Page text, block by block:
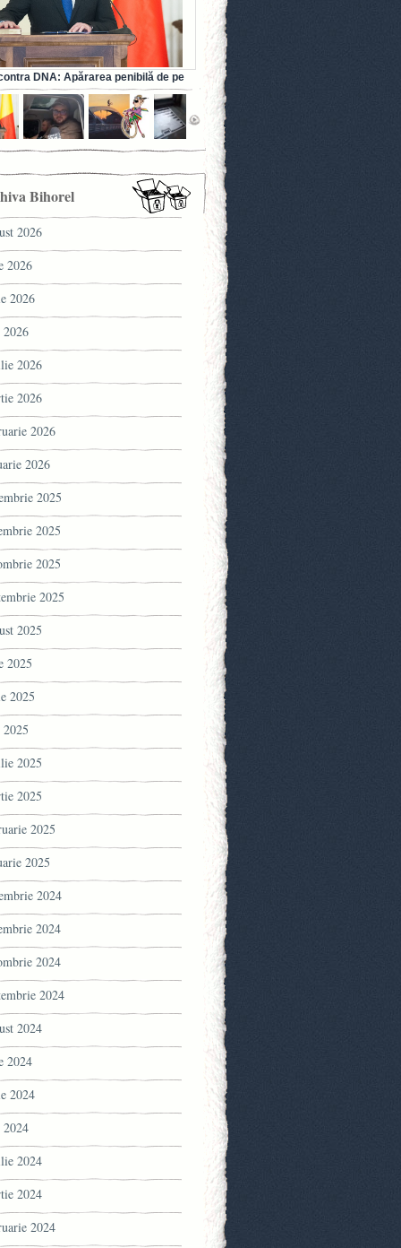
DNA: Apărarea penibilă de pe
fostului ministru al Sănătății (VIDEO)
Bihorel
2026
2026
2026
2026
2026
2026
2026
2025
2025
2025
2025
2025
2025
2025
2025
2025
2025
2025
2024
2024
2024
2024
2024
2024
2024
2024
2024
2024